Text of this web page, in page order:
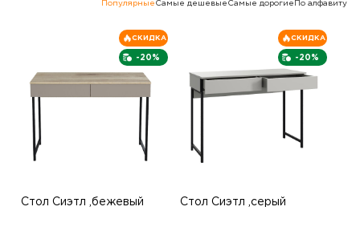
Популярные Самые дешевые Самые дорогие По алфавиту
-20%
СКИДКА
Стол Сиэтл ,бежевый
-20%
СКИДКА
Стол Сиэтл ,серый